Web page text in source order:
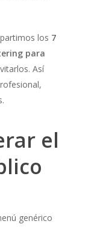
los 7
para
Así
el
genérico